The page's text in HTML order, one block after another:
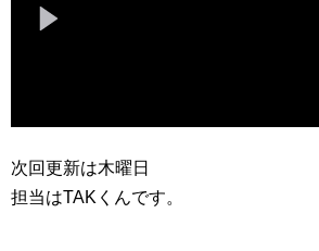
次回更新は木曜日
担当はTAKくんです。